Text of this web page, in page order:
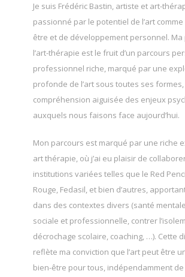
Je suis Frédéric Bastin, artiste et art-
passionné par le potentiel de l’art
être et de développement personnel.
l’art-thérapie est le fruit d’un parcours
professionnel riche, marqué par une
profonde de l’art sous toutes ses
compréhension aiguisée des enjeux
auxquels nous faisons face aujourd’hui.
Mon parcours est marqué par une riche
art thérapie, où j’ai eu plaisir de
institutions variées telles que le Red
Rouge, Fedasil, et bien d’autres,
dans des contextes divers (santé
sociale et professionnelle, contrer
décrochage scolaire, coaching, …). Cette
reflète ma conviction que l’art peut être
bien-être pour tous, indépendamment